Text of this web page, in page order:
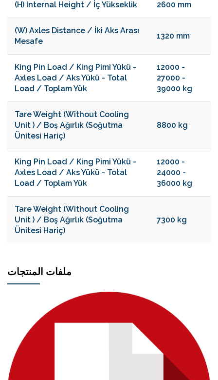
(H) Internal Height / İç Yükseklik 2600 mm
(W) Axles Distance / İki Aks Arası
Mesafe
1320 mm
King Pin Load / King Pimi Yükü -
Axles Load / Aks Yükü - Total
Load / Toplam Yük
12000 -
27000 -
39000 kg
Tare Weight (Without Cooling
Unit ) / Boş Ağırlık (Soğutma
Ünitesi Hariç)
8800 kg
King Pin Load / King Pimi Yükü -
Axles Load / Aks Yükü - Total
Load / Toplam Yük
12000 -
24000 -
36000 kg
Tare Weight (Without Cooling
Unit ) / Boş Ağırlık (Soğutma
Ünitesi Hariç)
7300 kg
ملفات المنتجات